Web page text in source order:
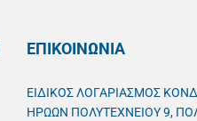
ΕΠΙΚΟΙΝΩΝΙΑ
ΕΙΔΙΚΟΣ ΛΟΓΑΡΙΑΣΜΟΣ
ΗΡΩΩΝ ΠΟΛΥΤΕΧΝΕΙΟΥ 9,